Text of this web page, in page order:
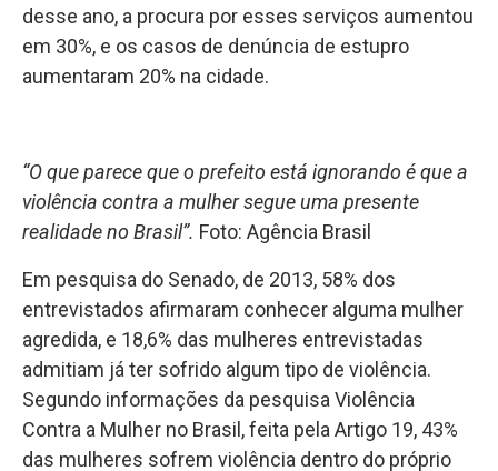
desse ano, a procura por esses serviços aumentou
em 30%, e os casos de denúncia de estupro
aumentaram 20% na cidade.
“O que parece que o prefeito está ignorando é que a
violência contra a mulher segue uma presente
realidade no Brasil”. Foto: Agência Brasil
Em pesquisa do Senado, de 2013, 58% dos
entrevistados afirmaram conhecer alguma mulher
agredida, e 18,6% das mulheres entrevistadas
admitiam já ter sofrido algum tipo de violência.
Segundo informações da pesquisa Violência
Contra a Mulher no Brasil, feita pela Artigo 19, 43%
das mulheres sofrem violência dentro do próprio